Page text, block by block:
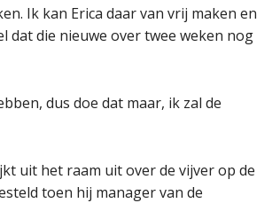
Ik kan Erica daar van vrij maken en
dat die nieuwe over twee weken nog
dus doe dat maar, ik zal de
uit het raam uit over de vijver op de
toen hij manager van de